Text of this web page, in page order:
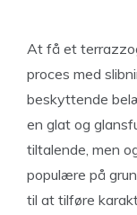
At få et
proces med
beskyttende
en glat og
tiltalende, men
populære på
til at tilføre